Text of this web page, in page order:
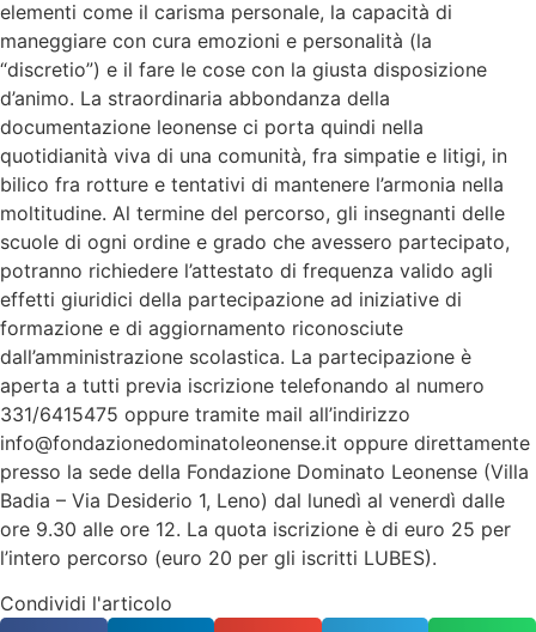
elementi come il carisma personale, la capacità di
maneggiare con cura emozioni e personalità (la
“discretio”) e il fare le cose con la giusta disposizione
d’animo. La straordinaria abbondanza della
documentazione leonense ci porta quindi nella
quotidianità viva di una comunità, fra simpatie e litigi, in
bilico fra rotture e tentativi di mantenere l’armonia nella
moltitudine. Al termine del percorso, gli insegnanti delle
scuole di ogni ordine e grado che avessero partecipato,
potranno richiedere l’attestato di frequenza valido agli
effetti giuridici della partecipazione ad iniziative di
formazione e di aggiornamento riconosciute
dall’amministrazione scolastica. La partecipazione è
aperta a tutti previa iscrizione telefonando al numero
331/6415475 oppure tramite mail all’indirizzo
info@fondazionedominatoleonense.it oppure direttamente
presso la sede della Fondazione Dominato Leonense (Villa
Badia – Via Desiderio 1, Leno) dal lunedì al venerdì dalle
ore 9.30 alle ore 12. La quota iscrizione è di euro 25 per
l’intero percorso (euro 20 per gli iscritti LUBES).
Condividi l'articolo